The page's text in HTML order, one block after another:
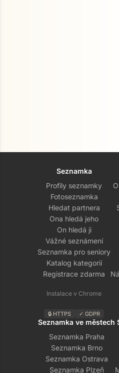
Seznamka
Profily seznamky
Fotoseznamka
Hledat partnera
Ona hledá jeho
On hledá ji
Vážné seznámení
Seznamka pro seniory
Katalog kategorií
Registrace zdarma
Instalace v Chrome
🔒 HTTPS ✓ GDPR
Seznamka ve městech
Seznamka Praha
Seznamka Brno
Seznamka Ostrava
Seznamka Plzeň